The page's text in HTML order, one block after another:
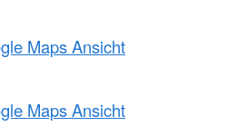
Maps Ansicht
Maps Ansicht